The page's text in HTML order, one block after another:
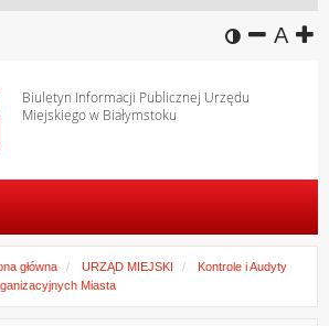
wersja
A
Biuletyn Informacji Publicznej Urzędu
Miejskiego w Białymstoku
główna URZĄD MIEJSKI
Kontrole i Audyty
Miasta